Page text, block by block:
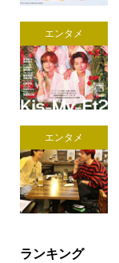
エンタメ
エンタメ
ランキング